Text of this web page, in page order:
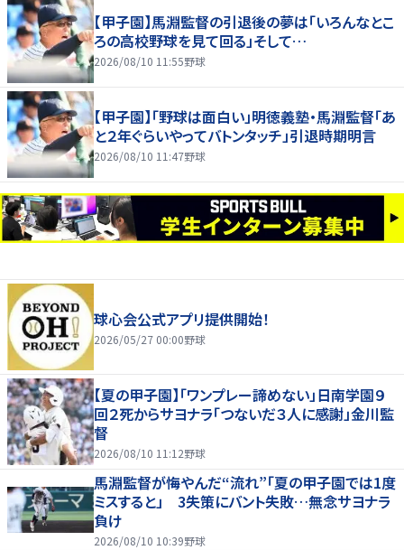
【甲子園】馬淵監督の引退後の夢は「いろんなとこ
ろの高校野球を見て回る」そして…
2026/08/10 11:55野球
【甲子園】「野球は面白い」明徳義塾・馬淵監督「あ
と２年ぐらいやってバトンタッチ」引退時期明言
2026/08/10 11:47野球
球心会公式アプリ提供開始！
2026/05/27 00:00野球
【夏の甲子園】「ワンプレー諦めない」日南学園９
回２死からサヨナラ「つないだ３人に感謝」金川監
督
2026/08/10 11:12野球
馬淵監督が悔やんだ“流れ”「夏の甲子園では1度
ミスすると」 3失策にバント失敗…無念サヨナラ
負け
2026/08/10 10:39野球